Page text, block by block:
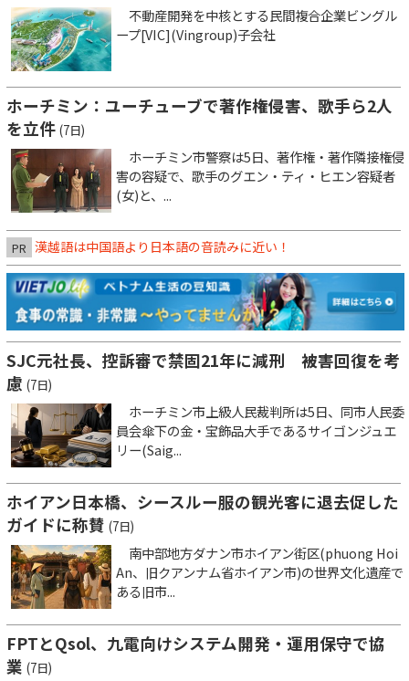
不動産開発を中核とする民間複合企業ビングル
ープ[VIC](Vingroup)子会社
ホーチミン：ユーチューブで著作権侵害、歌手ら2人
を立件 (7日)
ホーチミン市警察は5日、著作権・著作隣接権侵
害の容疑で、歌手のグエン・ティ・ヒエン容疑者
(女)と、...
PR 漢越語は中国語より日本語の音読みに近い！
SJC元社長、控訴審で禁固21年に減刑 被害回復を考
慮 (7日)
ホーチミン市上級人民裁判所は5日、同市人民委
員会傘下の金・宝飾品大手であるサイゴンジュエ
リー(Saig...
ホイアン日本橋、シースルー服の観光客に退去促した
ガイドに称賛 (7日)
南中部地方ダナン市ホイアン街区(phuong Hoi
An、旧クアンナム省ホイアン市)の世界文化遺産で
ある旧市...
FPTとQsol、九電向けシステム開発・運用保守で協
業 (7日)